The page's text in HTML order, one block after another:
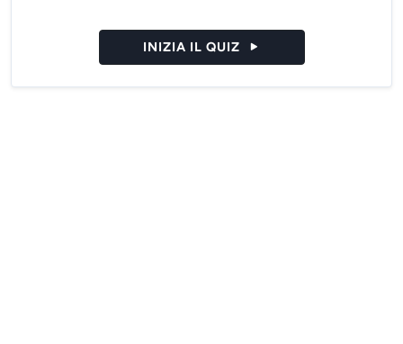
INIZIA IL QUIZ